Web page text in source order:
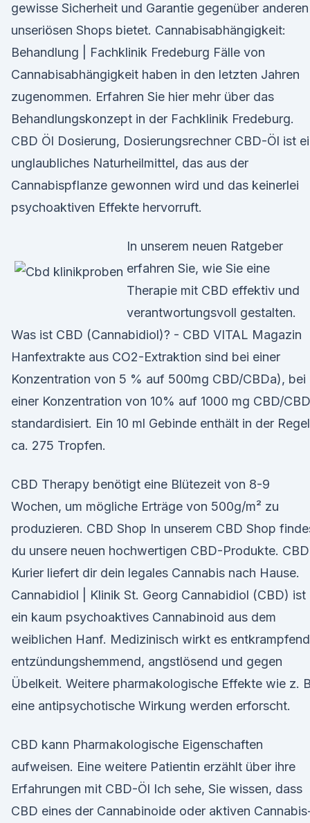
gewisse Sicherheit und Garantie gegenüber anderen
unseriösen Shops bietet. Cannabisabhängigkeit:
Behandlung | Fachklinik Fredeburg Fälle von
Cannabisabhängigkeit haben in den letzten Jahren
zugenommen. Erfahren Sie hier mehr über das
Behandlungskonzept in der Fachklinik Fredeburg.
CBD Öl Dosierung, Dosierungsrechner CBD-Öl ist
unglaubliches Naturheilmittel, das aus der
Cannabispflanze gewonnen wird und das keinerlei
psychoaktiven Effekte hervorruft.
In unserem neuen Ratgeber
erfahren Sie, wie Sie eine
Therapie mit CBD effektiv und
verantwortungsvoll gestalten.
Was ist CBD (Cannabidiol)? - CBD VITAL Magazin
Hanfextrakte aus CO2-Extraktion sind bei einer
Konzentration von 5 % auf 500mg CBD/CBDa), bei
einer Konzentration von 10% auf 1000 mg CBD/
standardisiert. Ein 10 ml Gebinde enthält in der Regel
ca. 275 Tropfen.
CBD Therapy benötigt eine Blütezeit von 8-9
Wochen, um mögliche Erträge von 500g/m² zu
produzieren. CBD Shop In unserem CBD Shop
du unsere neuen hochwertigen CBD-Produkte. CBD
Kurier liefert dir dein legales Cannabis nach Hause.
Cannabidiol | Klinik St. Georg Cannabidiol (CBD) ist
ein kaum psychoaktives Cannabinoid aus dem
weiblichen Hanf. Medizinisch wirkt es
entzündungshemmend, angstlösend und gegen
Übelkeit. Weitere pharmakologische Effekte wie z.
eine antipsychotische Wirkung werden erforscht.
CBD kann Pharmakologische Eigenschaften
aufweisen. Eine weitere Patientin erzählt über ihre
Erfahrungen mit CBD-Öl Ich sehe, Sie wissen, dass
CBD eines der Cannabinoide oder aktiven